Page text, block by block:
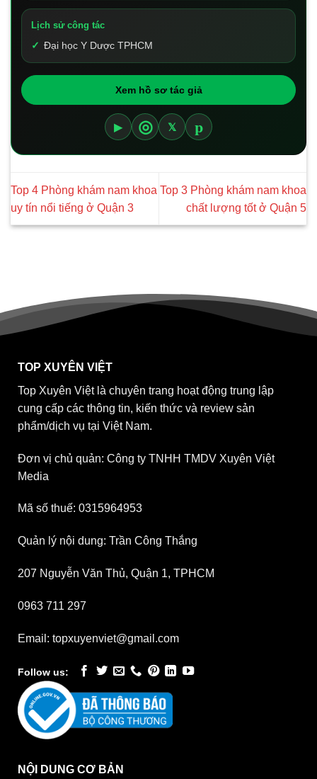
Lịch sử công tác
Đại học Y Dược TPHCM
Xem hồ sơ tác giả
▶ ◎ 𝕏 p
Top 4 Phòng khám nam khoa
uy tín nổi tiếng ở Quận 3
Top 3 Phòng khám nam khoa
chất lượng tốt ở Quận 5
TOP XUYÊN VIỆT
Top Xuyên Việt là chuyên trang hoạt động trung lập
cung cấp các thông tin, kiến thức và review sản
phẩm/dịch vụ tại Việt Nam.
Đơn vị chủ quản: Công ty TNHH TMDV Xuyên Việt
Media
Mã số thuế: 0315964953
Quản lý nội dung: Trần Công Thắng
207 Nguyễn Văn Thủ, Quận 1, TPHCM
0963 711 297
Email: topxuyenviet@gmail.com
Follow us:
NỘI DUNG CƠ BẢN